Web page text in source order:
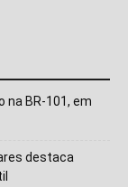
na BR-101, em
destaca